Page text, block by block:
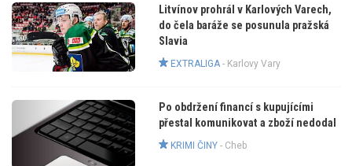
Litvínov prohrál v Karlových Varech,
do čela baráže se posunula pražská
Slavia
EXTRALIGA- Karlovy Vary
Po obdržení financí s kupujícími
přestal komunikovat a zboží nedodal
KRIMI ČINY- Cheb